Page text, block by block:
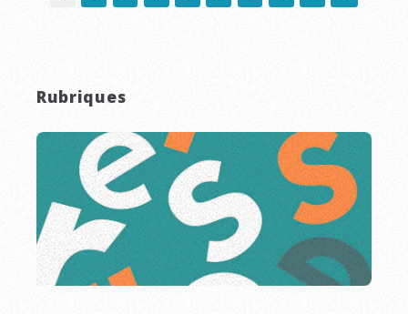
Rubriques